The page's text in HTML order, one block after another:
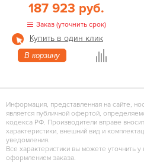
187 923 руб.
Заказ (уточнить срок)
Купить в один клик
В корзину
Информация, представленная на сайте,
является публичной офертой,
кодекса РФ. Производители вправе
характеристики, внешний вид и
уведомления.
Все характеристики вы можете уточнить
оформлением заказа.